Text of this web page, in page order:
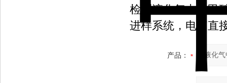
检测液化气中二甲
进样系统，电脑直
产品：